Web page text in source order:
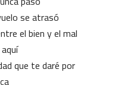
se atrasó.
el bien y el mal
que te daré por